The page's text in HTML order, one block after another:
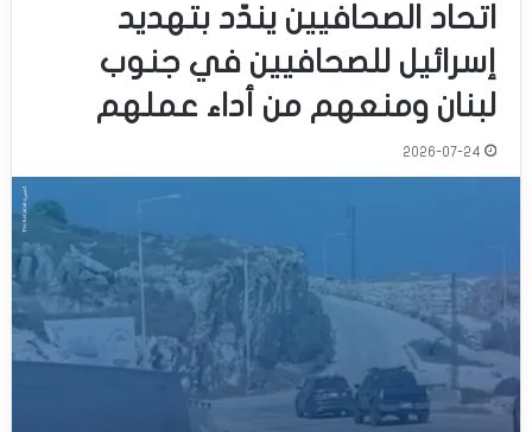
اتحاد الصحافيين يندّد بتهديد
إسرائيل للصحافيين في جنوب
لبنان ومنعهم من أداء عملهم
2026-07-24